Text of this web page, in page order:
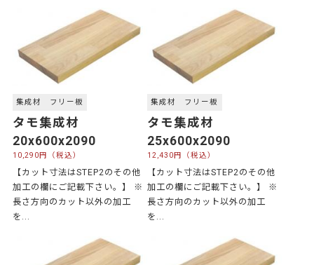
集成材 フリー板
タモ集成材
20x600x2090
10,290円（税込）
【カット寸法はSTEP2のその他
加工の欄にご記載下さい。】 ※
長さ方向のカット以外の加工
を...
集成材 フリー板
タモ集成材
25x600x2090
12,430円（税込）
【カット寸法はSTEP2のその他
加工の欄にご記載下さい。】 ※
長さ方向のカット以外の加工
を...